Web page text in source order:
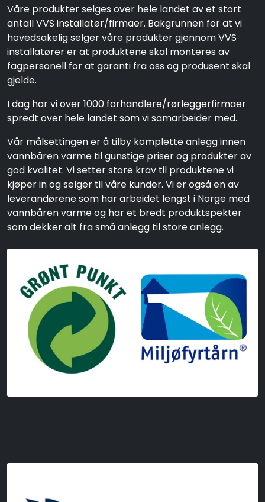
Våre produkter selges over hele landet av et stort
antall VVS installatør/firmaer. Bakgrunnen for at vi
hovedsakelig selger våre produkter gjennom VVS
installatører er at produktene skal monteres av
fagpersonell for at garanti fra oss og produsent skal
gjelde.
I dag har vi over 1000 forhandlere/rørleggerfirmaer
spredt over hele landet som vi samarbeider med.
Vår målsettingen er å tilby komplette anlegg innen
vannbåren varme til gunstige priser og produkter av
god kvalitet. Vi setter store krav til produktene vi
kjøper in og selger til våre kunder. Vi er også en av
leverandørene som har arbeidet lengst i Norge med
vannbåren varme og har et bredt produktspekter
som dekker alt fra små anlegg til store anlegg.